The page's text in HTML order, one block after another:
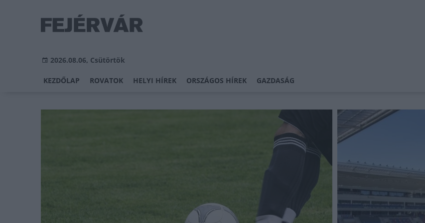
2026.08.06, Csütörtök
KEZDŐLAP ROVATOK HELYI HÍREK ORSZÁGOS HÍREK GAZDASÁG